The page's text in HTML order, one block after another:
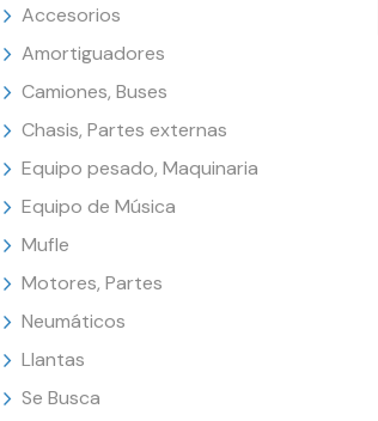
Accesorios
Amortiguadores
Camiones, Buses
Chasis, Partes externas
Equipo pesado, Maquinaria
Equipo de Música
Mufle
Motores, Partes
Neumáticos
Llantas
Se Busca